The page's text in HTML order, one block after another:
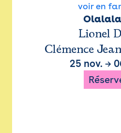
voir en
Lionel
Clémence
25 nov. →